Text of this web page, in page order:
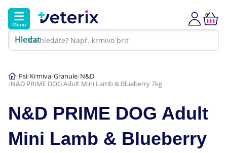
Menu
Hledat
0
Hlavní kategorie
Akce
Psi
Psi Krmiva Granule N&D
N&D PRIME DOG Adult Mini Lamb & Blueberry 7kg
N&D PRIME DOG Adult
Mini Lamb & Blueberry